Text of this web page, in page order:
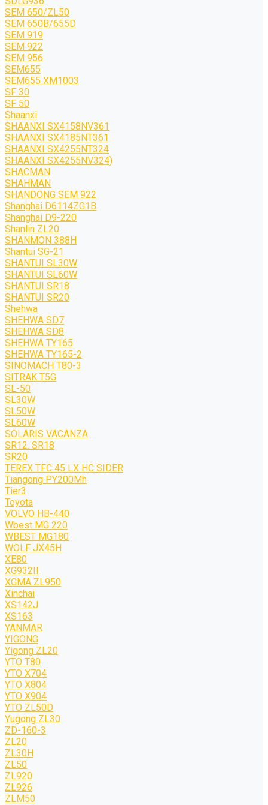
SEM 650/ZL50
SEM 650B/655D
SEM 919
SEM 922
SEM 956
SEM655
SEM655 XM1003
SF 30
SF 50
Shaanxi
SHAANXI SX4158NV361
SHAANXI SX4185NT361
SHAANXI SX4255NT324
SHAANXI SX4255NV324)
SHACMAN
SHAHMAN
SHANDONG SEM 922
Shanghai D6114ZG1B
Shanghai D9-220
Shanlin ZL20
SHANMON 388H
Shantui SG-21
SHANTUI SL30W
SHANTUI SL60W
SHANTUI SR18
SHANTUI SR20
Shehwa
SHEHWA SD7
SHEHWA SD8
SHEHWA TY165
SHEHWA TY165-2
SINOMACH T80-3
SITRAK T5G
SL-50
SL30W
SL50W
SL60W
SOLARIS VACANZA
SR12. SR18
SR20
TEREX TFC 45 LX HC SIDER
Tiangong PY200Mh
Tier3
Toyota
VOLVO HB-440
Wbest MG 220
WBEST MG180
WOLF JХ45H
XE80
XG932II
XGMA ZL950
Xinchai
XS142J
XS163
YANMAR
YIGONG
Yigong ZL20
YTO T80
YTO X704
YTO X804
YTO X904
YTO ZL50D
Yugong ZL30
ZD-160-3
ZL20
ZL30H
ZL50
ZL920
ZL926
ZLM50